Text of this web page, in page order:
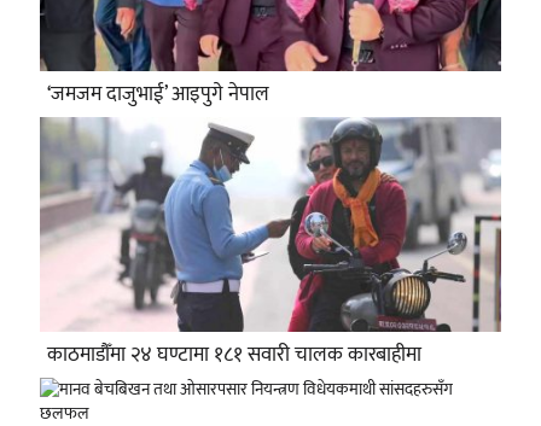
‘जमजम दाजुभाई’ आइपुगे नेपाल
काठमाडौँमा २४ घण्टामा १८१ सवारी चालक कारबाहीमा